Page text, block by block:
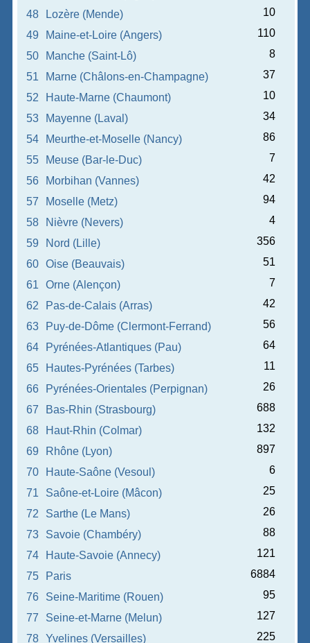
48
Lozère (Mende)
10
49
Maine-et-Loire (Angers)
110
50
Manche (Saint-Lô)
8
51
Marne (Châlons-en-Champagne)
37
52
Haute-Marne (Chaumont)
10
53
Mayenne (Laval)
34
54
Meurthe-et-Moselle (Nancy)
86
55
Meuse (Bar-le-Duc)
7
56
Morbihan (Vannes)
42
57
Moselle (Metz)
94
58
Nièvre (Nevers)
4
59
Nord (Lille)
356
60
Oise (Beauvais)
51
61
Orne (Alençon)
7
62
Pas-de-Calais (Arras)
42
63
Puy-de-Dôme (Clermont-Ferrand)
56
64
Pyrénées-Atlantiques (Pau)
64
65
Hautes-Pyrénées (Tarbes)
11
66
Pyrénées-Orientales (Perpignan)
26
67
Bas-Rhin (Strasbourg)
688
68
Haut-Rhin (Colmar)
132
69
Rhône (Lyon)
897
70
Haute-Saône (Vesoul)
6
71
Saône-et-Loire (Mâcon)
25
72
Sarthe (Le Mans)
26
73
Savoie (Chambéry)
88
74
Haute-Savoie (Annecy)
121
75
Paris
6884
76
Seine-Maritime (Rouen)
95
77
Seine-et-Marne (Melun)
127
78
Yvelines (Versailles) 225